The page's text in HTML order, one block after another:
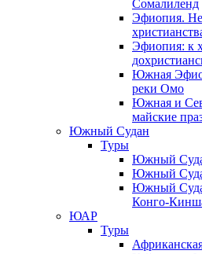
Cомалиленд
Эфиопия.
Эфиопия: к
Южная
реки Омо
Южная и
майские
Южный Судан
Туры
Южный
Южный
Южный
Конго-
ЮАР
Туры